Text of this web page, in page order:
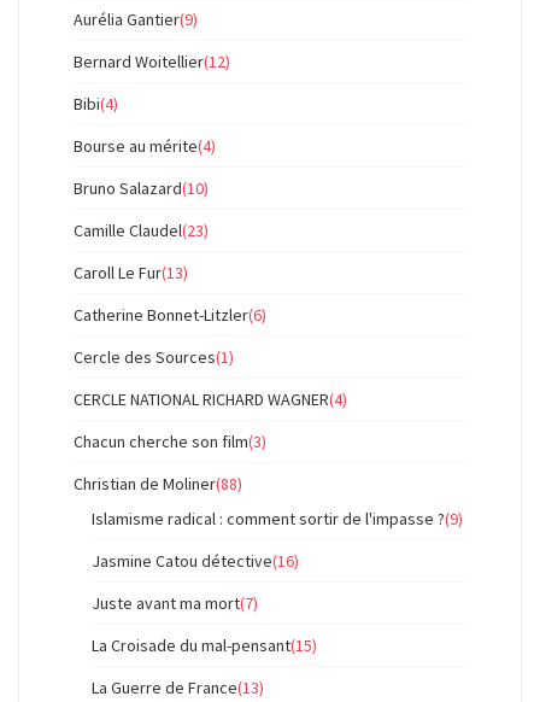
Aurélia Gantier(9)
Bernard Woitellier(12)
Bibi(4)
Bourse au mérite(4)
Bruno Salazard(10)
Camille Claudel(23)
Caroll Le Fur(13)
Catherine Bonnet-Litzler(6)
Cercle des Sources(1)
CERCLE NATIONAL RICHARD WAGNER(4)
Chacun cherche son film(3)
Christian de Moliner(88)
Islamisme radical : comment sortir de l'impasse ?(9)
Jasmine Catou détective(16)
Juste avant ma mort(7)
La Croisade du mal-pensant(15)
La Guerre de France(13)